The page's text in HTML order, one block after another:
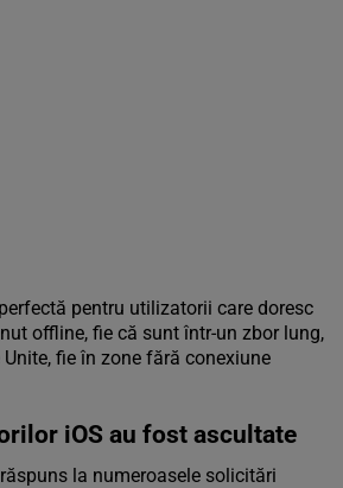
pentru utilizatorii care doresc
offline, fie că sunt într-un zbor lung,
fie în zone fără conexiune
iOS au fost ascultate
la numeroasele solicitări